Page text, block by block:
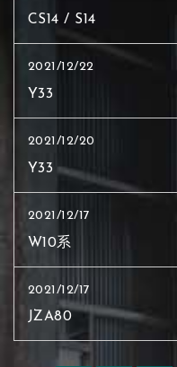
CS14 / S14
2021/12/22
Y33
2021/12/20
Y33
2021/12/17
W10系
2021/12/17
JZA80